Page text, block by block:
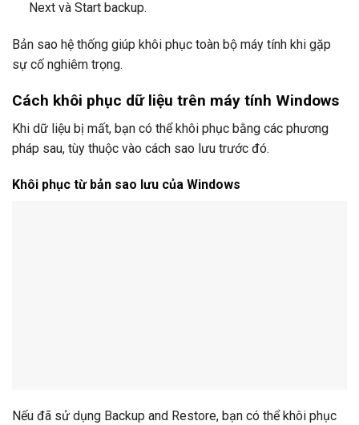
Next và Start backup.
Bản sao hệ thống giúp khôi phục toàn bộ máy tính khi gặp
sự cố nghiêm trọng.
Cách khôi phục dữ liệu trên máy tính Windows
Khi dữ liệu bị mất, bạn có thể khôi phục bằng các phương
pháp sau, tùy thuộc vào cách sao lưu trước đó.
Khôi phục từ bản sao lưu của Windows
Nếu đã sử dụng Backup and Restore, bạn có thể khôi phục